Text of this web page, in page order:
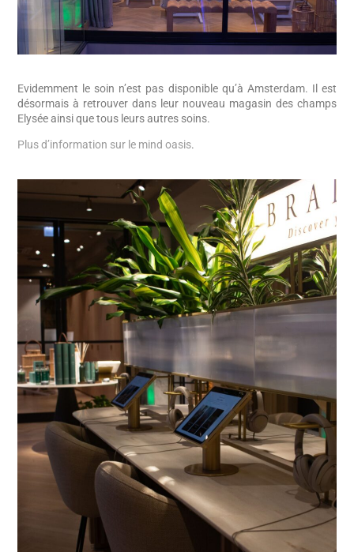
Evidemment le soin n’est pas disponible qu’à Amsterdam. Il est
désormais à retrouver dans leur nouveau magasin des champs
Elysée ainsi que tous leurs autres soins.
Plus d’information sur le mind oasis.